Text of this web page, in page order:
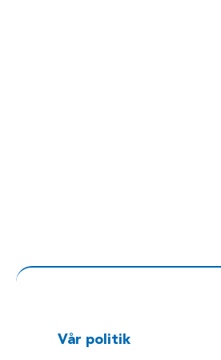
Vår politik